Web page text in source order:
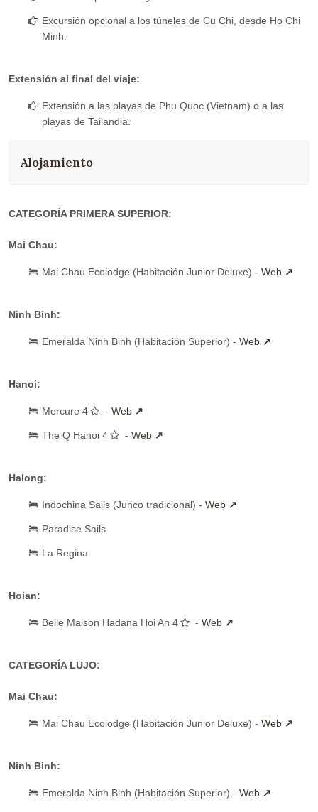
Excursión opcional a los túneles de Cu Chi, desde Ho Chi
Minh.
Extensión al final del viaje:
Extensión a las playas de Phu Quoc (Vietnam) o a las
playas de Tailandia.
Alojamiento
CATEGORÍA PRIMERA SUPERIOR:
Mai Chau:
Mai Chau Ecolodge (Habitación Junior Deluxe) - Web
Ninh Binh:
Emeralda Ninh Binh (Habitación Superior) - Web
Hanoi:
Mercure 4 - Web
The Q Hanoi 4 - Web
Halong:
Indochina Sails (Junco tradicional) - Web
Paradise Sails
La Regina
Hoian:
Belle Maison Hadana Hoi An 4 - Web
CATEGORÍA LUJO:
Mai Chau:
Mai Chau Ecolodge (Habitación Junior Deluxe) - Web
Ninh Binh:
Emeralda Ninh Binh (Habitación Superior) - Web